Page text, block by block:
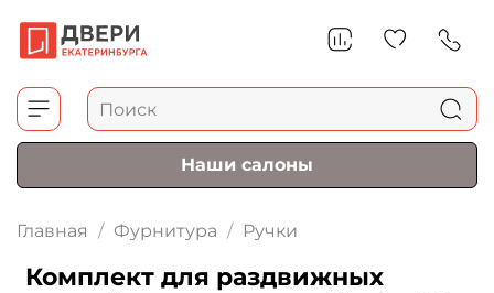
Наши салоны
Главная Фурнитура Ручки
Комплект для раздвижных